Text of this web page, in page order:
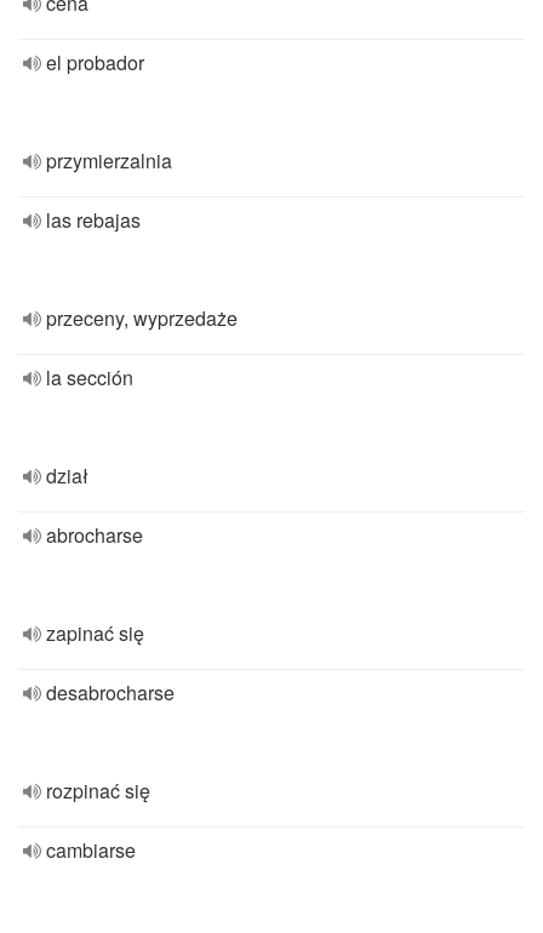
el probador
przymierzalnia
las rebajas
przeceny, wyprzedaże
la sección
dział
abrocharse
zapinać się
desabrocharse
rozpinać się
cambiarse